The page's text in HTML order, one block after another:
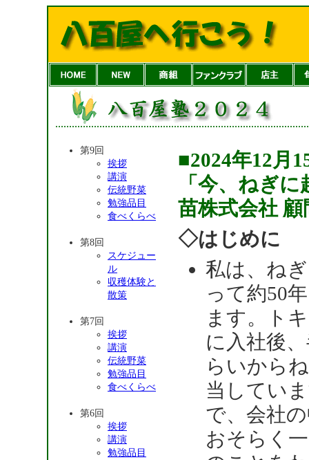
第9回
挨拶
講演
伝統野菜
勉強品目
食べくらべ
第8回
スケジュー
ル
収穫体験と
散策
第7回
挨拶
講演
伝統野菜
勉強品目
食べくらべ
第6回
挨拶
講演
勉強品目
■2024年12
「今、ねぎ
苗株式会社
◇はじめに
私は、ね
って約50
ます。ト
に入社後
らいから
当してい
で、会社
おそらく